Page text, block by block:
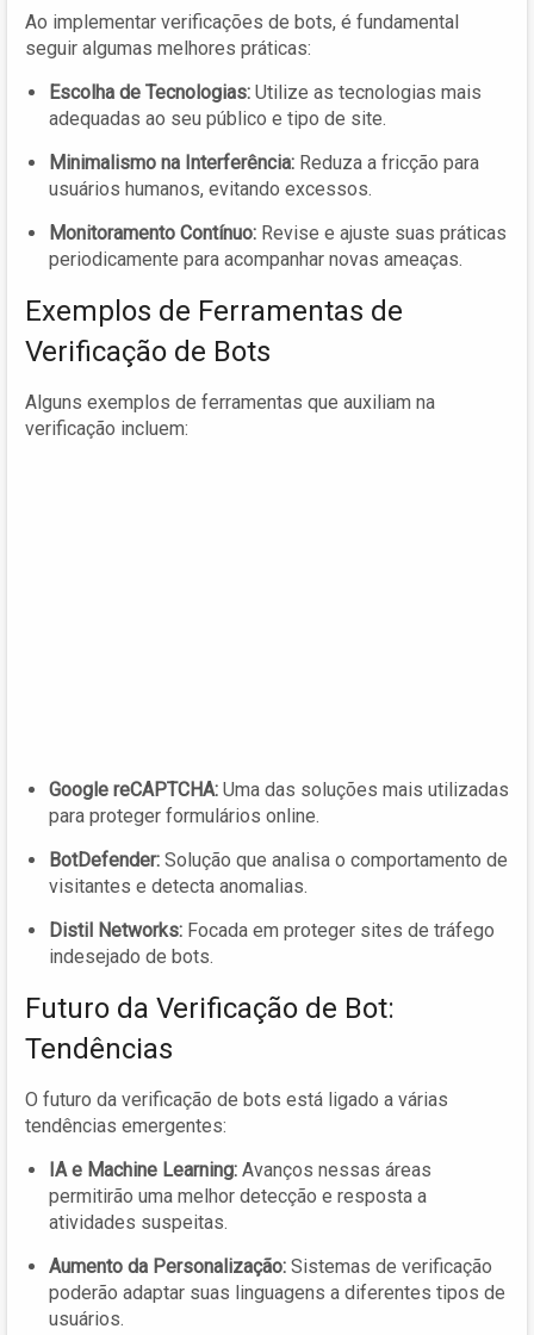
Ao implementar verificações de bots, é fundamental
seguir algumas melhores práticas:
Escolha de Tecnologias: Utilize as tecnologias mais
adequadas ao seu público e tipo de site.
Minimalismo na Interferência: Reduza a fricção para
usuários humanos, evitando excessos.
Monitoramento Contínuo: Revise e ajuste suas práticas
periodicamente para acompanhar novas ameaças.
Exemplos de Ferramentas de
Verificação de Bots
Alguns exemplos de ferramentas que auxiliam na
verificação incluem:
Google reCAPTCHA: Uma das soluções mais utilizadas
para proteger formulários online.
BotDefender: Solução que analisa o comportamento de
visitantes e detecta anomalias.
Distil Networks: Focada em proteger sites de tráfego
indesejado de bots.
Futuro da Verificação de Bot:
Tendências
O futuro da verificação de bots está ligado a várias
tendências emergentes:
IA e Machine Learning: Avanços nessas áreas
permitirão uma melhor detecção e resposta a
atividades suspeitas.
Aumento da Personalização: Sistemas de verificação
poderão adaptar suas linguagens a diferentes tipos de
usuários.